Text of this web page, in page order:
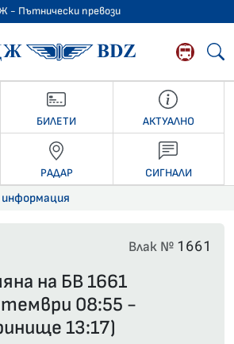
- Пътнически превози
БДЖ -
БИЛЕТИ АКТУАЛНО
РАДАР СИГНАЛИ
Влак № 1661
на БВ 1661
08:55 -
13:17)